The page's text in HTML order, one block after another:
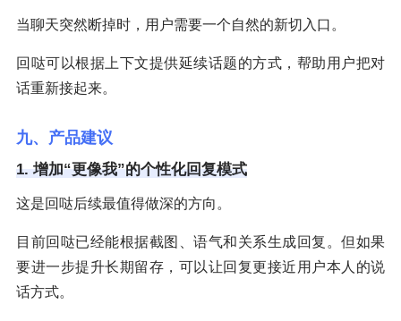
当聊天突然断掉时，用户需要一个自然的新切入口。
回哒可以根据上下文提供延续话题的方式，帮助用户把对
话重新接起来。
九、产品建议
1. 增加“更像我”的个性化回复模式
这是回哒后续最值得做深的方向。
目前回哒已经能根据截图、语气和关系生成回复。但如果
要进一步提升长期留存，可以让回复更接近用户本人的说
话方式。